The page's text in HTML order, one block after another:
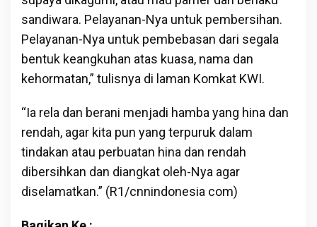
sandiwara. Pelayanan-Nya untuk pembersihan.
Pelayanan-Nya untuk pembebasan dari segala
bentuk keangkuhan atas kuasa, nama dan
kehormatan,” tulisnya di laman Komkat KWI.
“Ia rela dan berani menjadi hamba yang hina dan
rendah, agar kita pun yang terpuruk dalam
tindakan atau perbuatan hina dan rendah
dibersihkan dan diangkat oleh-Nya agar
diselamatkan.” (R1/cnnindonesia com)